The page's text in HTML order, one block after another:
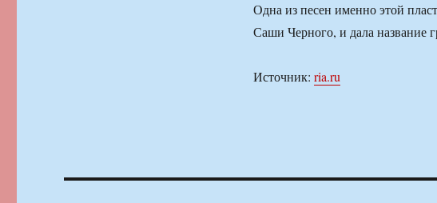
Одна из песен именно этой
Саши Черного, и дала название
Источник: ria.ru